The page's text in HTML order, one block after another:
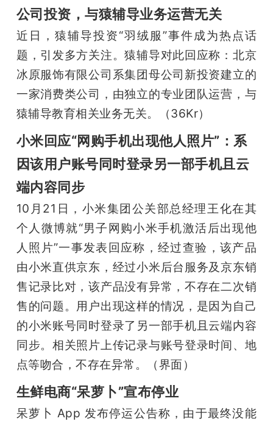
公司投资，与猿辅导业务运营无关
近日，猿辅导投资“羽绒服”事件成为热点话
题，引发多方关注。猿辅导对此回应称：北京
冰原服饰有限公司系集团母公司新投资建立的
一家消费类公司，由独立的专业团队运营，与
猿辅导教育相关业务无关。（36Kr）
小米回应“网购手机出现他人照片”：系
因该用户账号同时登录另一部手机且云
端内容同步
10月21日，小米集团公关部总经理王化在其
个人微博就“男子网购小米手机激活后出现他
人照片”一事发表回应称，经过查验，该产品
由小米直供京东，经过小米后台服务及京东销
售记录比对，该产品没有异常，不存在二次销
售的问题。用户出现这样的情况，是因为自己
的小米账号同时登录了另一部手机且云端内容
同步。相关照片上传记录与账号登录时间、地
点等吻合，不存在异常。（界面）
生鲜电商“呆萝卜”宣布停业
呆萝卜 App 发布停运公告称，由于最终没能